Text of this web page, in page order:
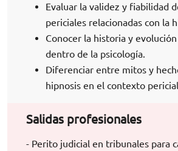
Evaluar la validez y fiabilidad
periciales relacionadas con la
Conocer la historia y
dentro de la psicología.
Diferenciar entre mitos y
hipnosis en el contexto
Salidas profesionales
- Perito judicial en tribunales para